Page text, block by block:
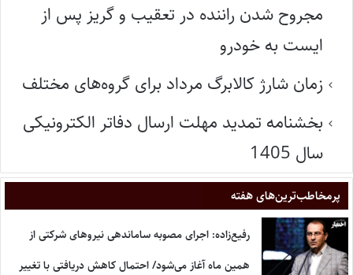
مجروح شدن راننده در تعقیب و گریز پس از
ایست به خودرو
زمان شارژ کالابرگ مرداد برای گروه‌های مختلف
بخشنامه تمدید مهلت ارسال دفاتر الکترونیکی
سال 1405
پر‌مخاطب‌ترین‌های هفته
رفیع‌زاده: اجرای مصوبه ساماندهی نیروهای شرکتی از
همین ماه آغاز می‌شود/ احتمال کاهش دریافتی با تغییر